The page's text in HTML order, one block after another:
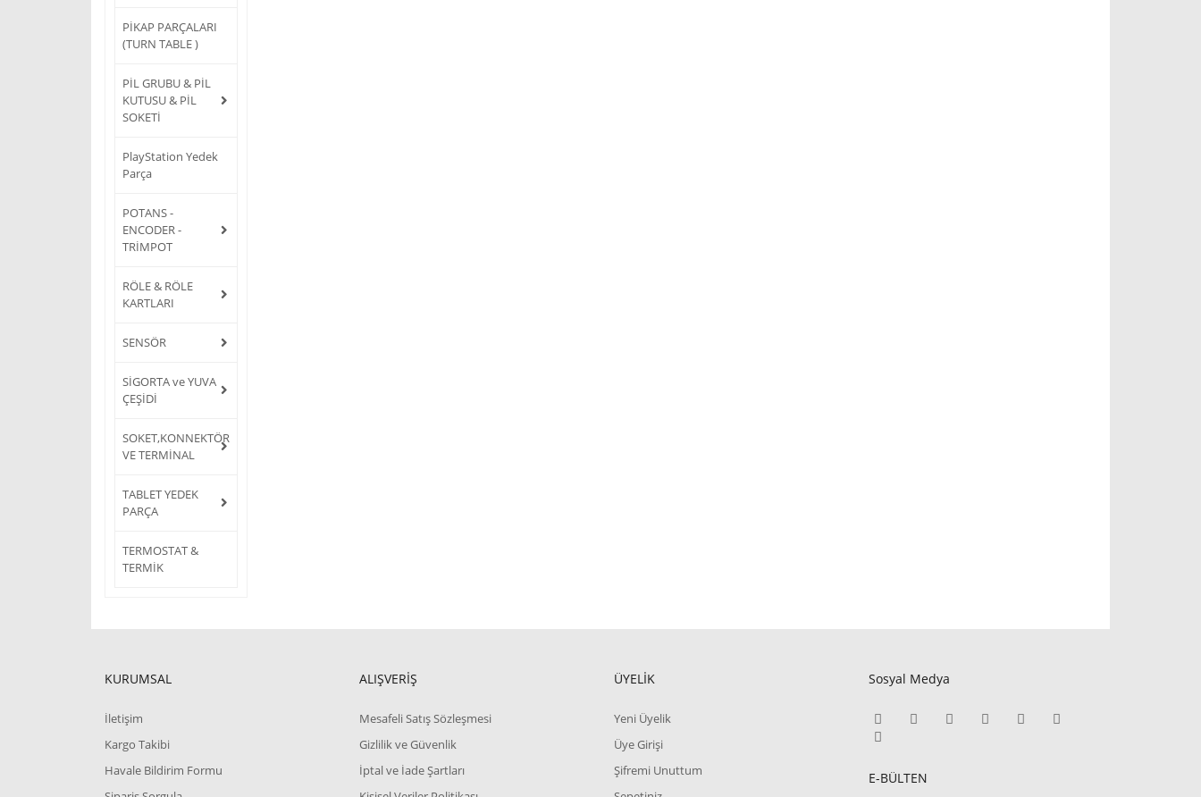
PİKAP PARÇALARI
(TURN TABLE )
PİL GRUBU & PİL
KUTUSU & PİL
SOKETİ
PlayStation Yedek
Parça
POTANS -
ENCODER -
TRİMPOT
RÖLE & RÖLE
KARTLARI
SENSÖR
SİGORTA ve YUVA
ÇEŞİDİ
SOKET,KONNEKTÖR
VE TERMİNAL
TABLET YEDEK
PARÇA
TERMOSTAT &
TERMİK
KURUMSAL
İletişim
Kargo Takibi
Havale Bildirim Formu
ALIŞVERİŞ
Mesafeli Satış Sözleşmesi
Gizlilik ve Güvenlik
İptal ve İade Şartları
ÜYELİK
Yeni Üyelik
Üye Girişi
Şifremi Unuttum
Sosyal Medya
E-BÜLTEN